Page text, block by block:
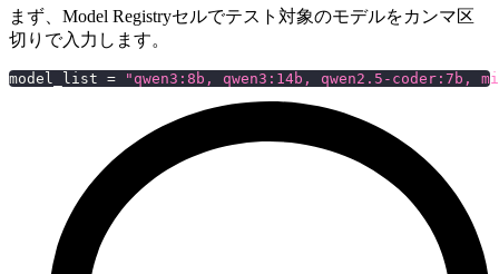
まず、Model Registryセルでテスト対象のモデルをカンマ区
切りで入力します。
model_list = "qwen3:8b, qwen3:14b, qwen2.5-coder:7b,